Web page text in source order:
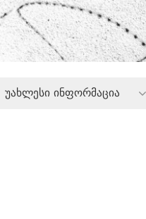
უახლესი ინფორმაცია